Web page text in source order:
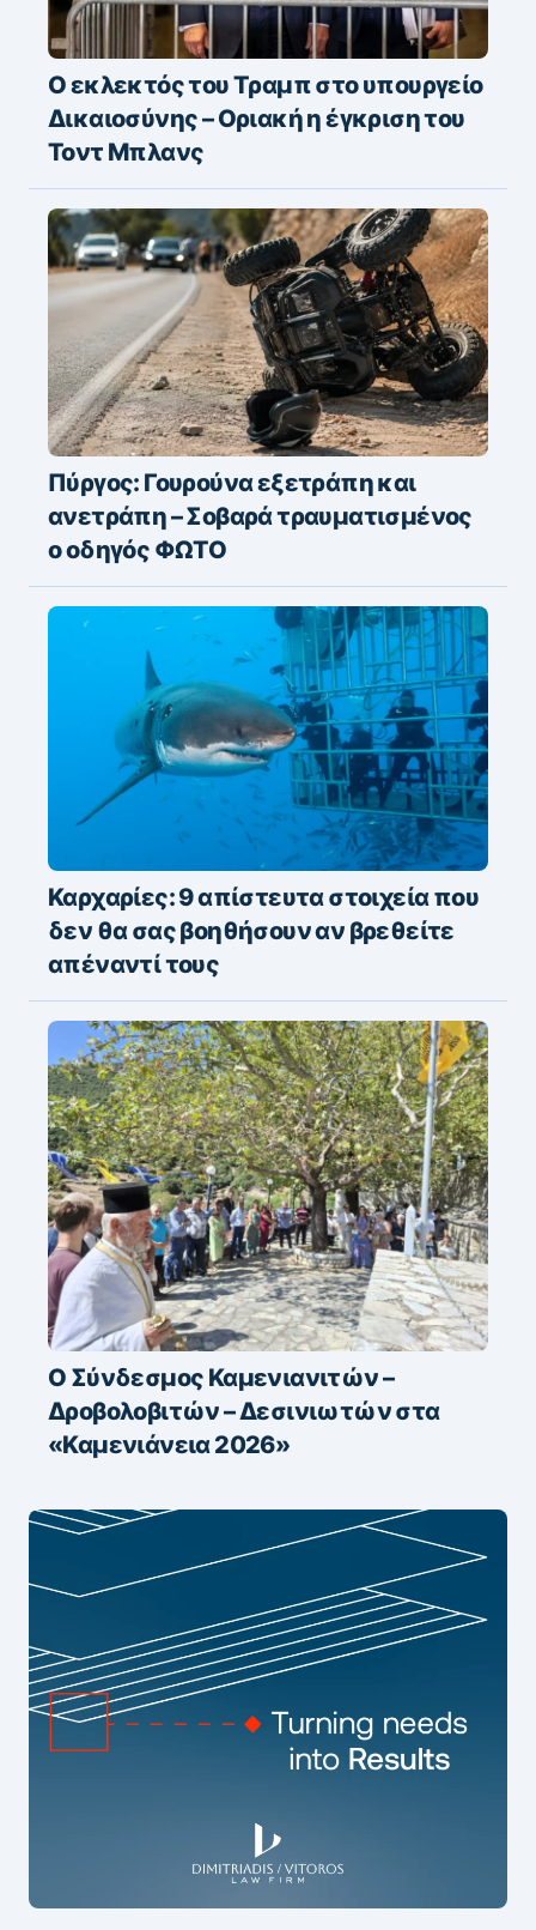
Ο εκλεκτός του Τραμπ στο υπουργείο
Δικαιοσύνης – Οριακή η έγκριση του
Τοντ Μπλανς
Πύργος: Γουρούνα εξετράπη και
ανετράπη – Σοβαρά τραυματισμένος
ο οδηγός ΦΩΤΟ
Καρχαρίες: 9 απίστευτα στοιχεία που
δεν θα σας βοηθήσουν αν βρεθείτε
απέναντί τους
Ο Σύνδεσμος Καμενιανιτών –
Δροβολοβιτών – Δεσινιωτών στα
«Καμενιάνεια 2026»